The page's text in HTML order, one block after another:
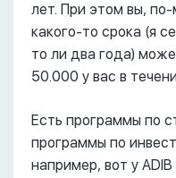
лет. При этом вы,
какого-то срока (я
то ли два года)
50.000 у вас в
Есть программы по
программы по
например, вот у